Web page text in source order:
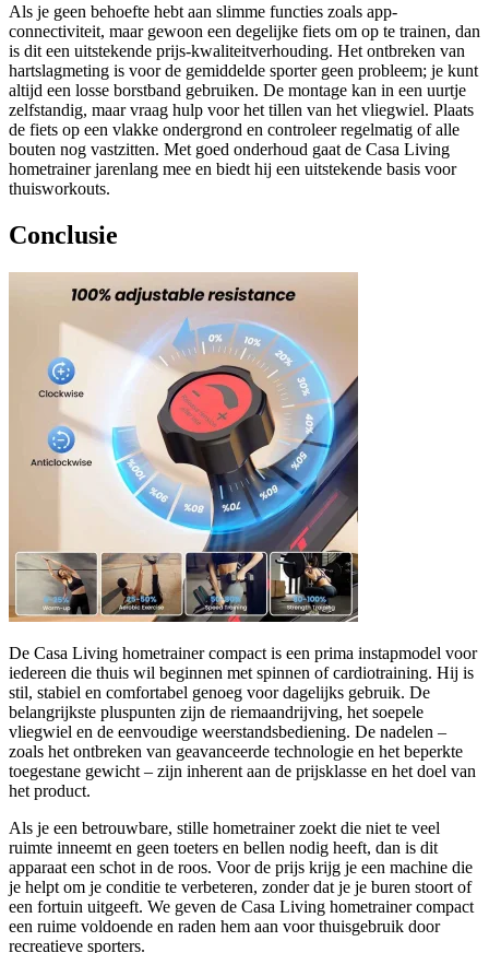
Als je geen behoefte hebt aan slimme functies zoals app-
connectiviteit, maar gewoon een degelijke fiets om op te trainen, dan
is dit een uitstekende prijs-kwaliteitverhouding. Het ontbreken van
hartslagmeting is voor de gemiddelde sporter geen probleem; je kunt
altijd een losse borstband gebruiken. De montage kan in een uurtje
zelfstandig, maar vraag hulp voor het tillen van het vliegwiel. Plaats
de fiets op een vlakke ondergrond en controleer regelmatig of alle
bouten nog vastzitten. Met goed onderhoud gaat de Casa Living
hometrainer jarenlang mee en biedt hij een uitstekende basis voor
thuisworkouts.
Conclusie
De Casa Living hometrainer compact is een prima instapmodel voor
iedereen die thuis wil beginnen met spinnen of cardiotraining. Hij is
stil, stabiel en comfortabel genoeg voor dagelijks gebruik. De
belangrijkste pluspunten zijn de riemaandrijving, het soepele
vliegwiel en de eenvoudige weerstandsbediening. De nadelen –
zoals het ontbreken van geavanceerde technologie en het beperkte
toegestane gewicht – zijn inherent aan de prijsklasse en het doel van
het product.
Als je een betrouwbare, stille hometrainer zoekt die niet te veel
ruimte inneemt en geen toeters en bellen nodig heeft, dan is dit
apparaat een schot in de roos. Voor de prijs krijg je een machine die
je helpt om je conditie te verbeteren, zonder dat je je buren stoort of
een fortuin uitgeeft. We geven de Casa Living hometrainer compact
een ruime voldoende en raden hem aan voor thuisgebruik door
recreatieve sporters.